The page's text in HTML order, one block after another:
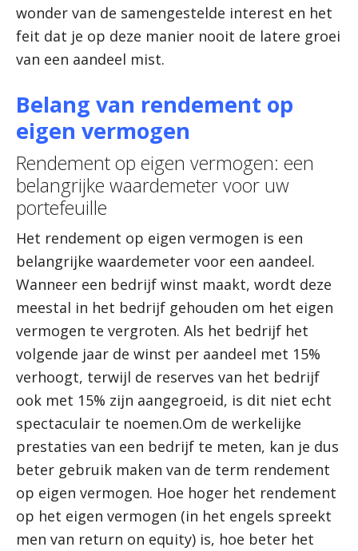
wonder van de samengestelde interest en het
feit dat je op deze manier nooit de latere groei
van een aandeel mist.
Belang van rendement op
eigen vermogen
Rendement op eigen vermogen: een
belangrijke waardemeter voor uw
portefeuille
Het rendement op eigen vermogen is een
belangrijke waardemeter voor een aandeel.
Wanneer een bedrijf winst maakt, wordt deze
meestal in het bedrijf gehouden om het eigen
vermogen te vergroten. Als het bedrijf het
volgende jaar de winst per aandeel met 15%
verhoogt, terwijl de reserves van het bedrijf
ook met 15% zijn aangegroeid, is dit niet echt
spectaculair te noemen.Om de werkelijke
prestaties van een bedrijf te meten, kan je dus
beter gebruik maken van de term rendement
op eigen vermogen. Hoe hoger het rendement
op het eigen vermogen (in het engels spreekt
men van return on equity) is, hoe beter het